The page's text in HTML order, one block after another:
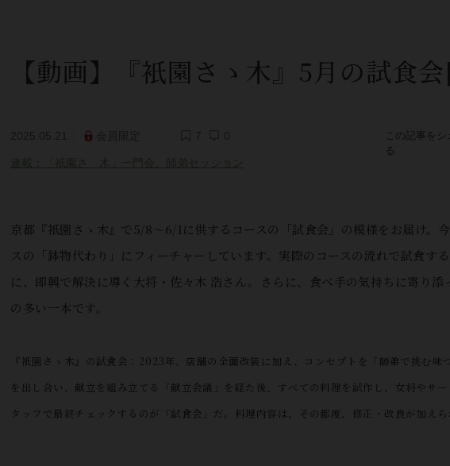
【動画】『衹園さゝ木』5月の試食
連載：「祇園さゝ木」一門会、師弟セッション
この記事をシ
る
京都『衹園さゝ木』で5/8～6/1に供するコースの「試食会」の模様をお届け。
スの「鉢物代わり」にフィーチャーしています。実際のコースの流れで試食す
に、即興で解決に導く大将・佐々木 浩さん。さらに、食べ手の気持ちに寄り
の多い一本です。
『衹園さゝ木』の試食会：2023年、店舗の全面改装に加え、コンセプトを「師弟で挑む
を出し合い、献立を組み立てる「献立会議」を経た後、すべての料理を試作し、女将やサ
タッフで最終チェックするのが「試食会」だ。料理内容は、その都度、修正・改良が加え